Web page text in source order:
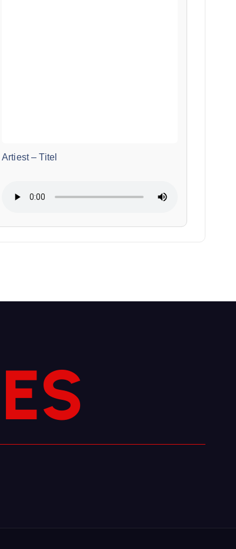
Artiest–Titel
ES